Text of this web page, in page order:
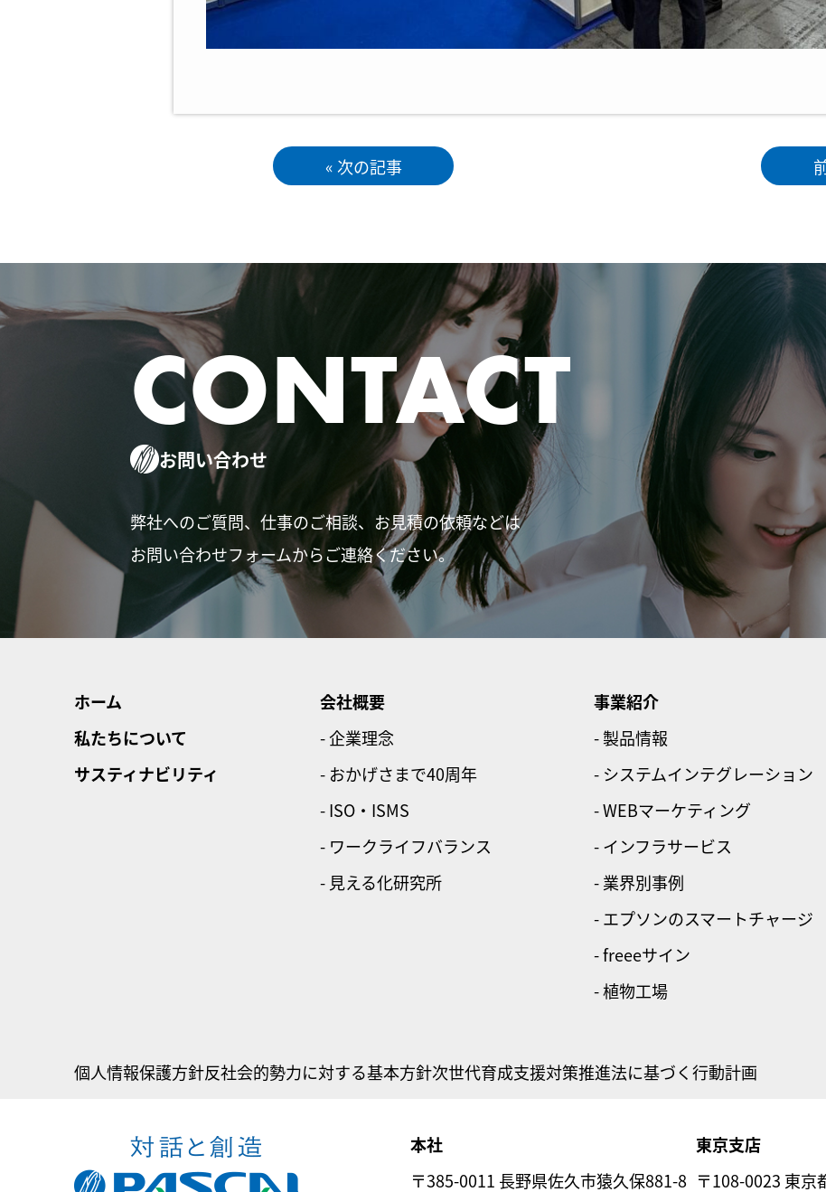
« 次の記事
CONTACT
お問い合わせ
弊社へのご質問、仕事のご相談、お見積の依頼などは
お問い合わせフォームからご連絡ください。
ホーム
私たちについて
サスティナビリティ
会社概要
- 企業理念
- おかげさまで40周年
- ISO・ISMS
- ワークライフバランス
- 見える化研究所
事業紹介
- 製品情報
- システムインテグレーション
- WEBマーケティング
- インフラサービス
- 業界別事例
- エプソンのスマートチャージ
- freeeサイン
- 植物工場
個人情報保護方針反社会的勢力に対する基本方針次世代育成支援対策推進法に基づく行動計画
本社
〒385-0011 長野県佐久市猿久保881-8
東京支店
〒108-0023 東京